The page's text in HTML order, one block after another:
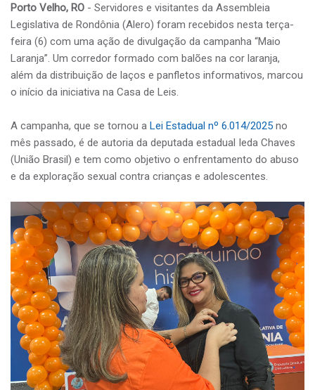
Porto Velho, RO - Servidores e visitantes da Assembleia
Legislativa de Rondônia (Alero) foram recebidos nesta terça-
feira (6) com uma ação de divulgação da campanha “Maio
Laranja”. Um corredor formado com balões na cor laranja,
além da distribuição de laços e panfletos informativos, marcou
o início da iniciativa na Casa de Leis.
A campanha, que se tornou a Lei Estadual nº 6.014/2025 no
mês passado, é de autoria da deputada estadual Ieda Chaves
(União Brasil) e tem como objetivo o enfrentamento do abuso
e da exploração sexual contra crianças e adolescentes.